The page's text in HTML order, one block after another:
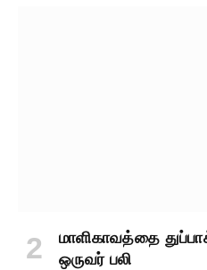
மாளிகாவத்தை
ஒருவர் பலி